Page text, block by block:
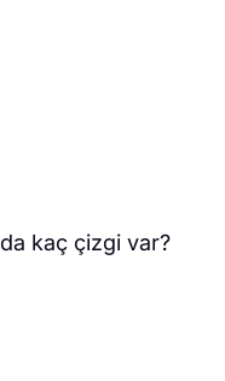
kaç çizgi var?